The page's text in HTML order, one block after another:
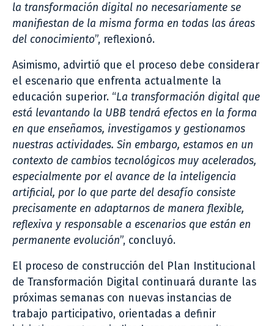
la transformación digital no necesariamente se
manifiestan de la misma forma en todas las áreas
del conocimiento”, reflexionó.
Asimismo, advirtió que el proceso debe considerar
el escenario que enfrenta actualmente la
educación superior. “La transformación digital que
está levantando la UBB tendrá efectos en la forma
en que enseñamos, investigamos y gestionamos
nuestras actividades. Sin embargo, estamos en un
contexto de cambios tecnológicos muy acelerados,
especialmente por el avance de la inteligencia
artificial, por lo que parte del desafío consiste
precisamente en adaptarnos de manera flexible,
reflexiva y responsable a escenarios que están en
permanente evolución”, concluyó.
El proceso de construcción del Plan Institucional
de Transformación Digital continuará durante las
próximas semanas con nuevas instancias de
trabajo participativo, orientadas a definir